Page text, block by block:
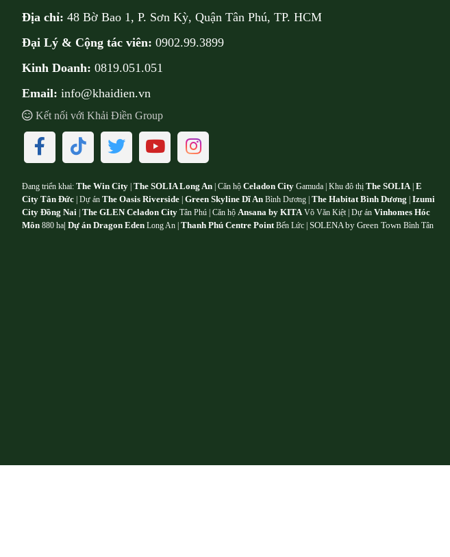
Địa chỉ: 48 Bờ Bao 1, P. Sơn Kỳ, Quận Tân Phú, TP. HCM
Đại Lý & Cộng tác viên: 0902.99.3899
Kinh Doanh: 0819.051.051
Email: info@khaidien.vn
Kết nối với Khải Điền Group
Đang triển khai: The Win City The SOLIA Long An | Căn hộ Celadon City Gamuda | Khu đô thị The SOLIA| E
City Tân Đức | Dự án The Oasis Riverside Green Skyline Dĩ An Bình Dương | The Habitat Bình Dương Izumi
City Đồng Nai The GLEN Celadon City Tân Phú | Căn hộ Ansana by KITAVõ Văn Kiệt | Dự án Vinhomes Hóc
Môn 880 ha Dự án Dragon Eden Long An | Thanh Phú Centre PointBến Lức | SOLENA by Green Town Bình Tân